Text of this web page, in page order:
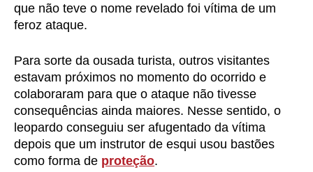
que não teve o nome revelado foi vítima de um
feroz ataque.
Para sorte da ousada turista, outros visitantes
estavam próximos no momento do ocorrido e
colaboraram para que o ataque não tivesse
consequências ainda maiores. Nesse sentido, o
leopardo conseguiu ser afugentado da vítima
depois que um instrutor de esqui usou bastões
como forma de proteção.